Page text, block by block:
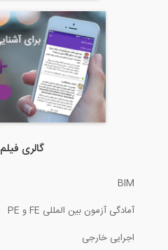
گالری فیلم 808
BIM
آمادگی آزمون بین المللی FE و PE
اجرایی خارجی